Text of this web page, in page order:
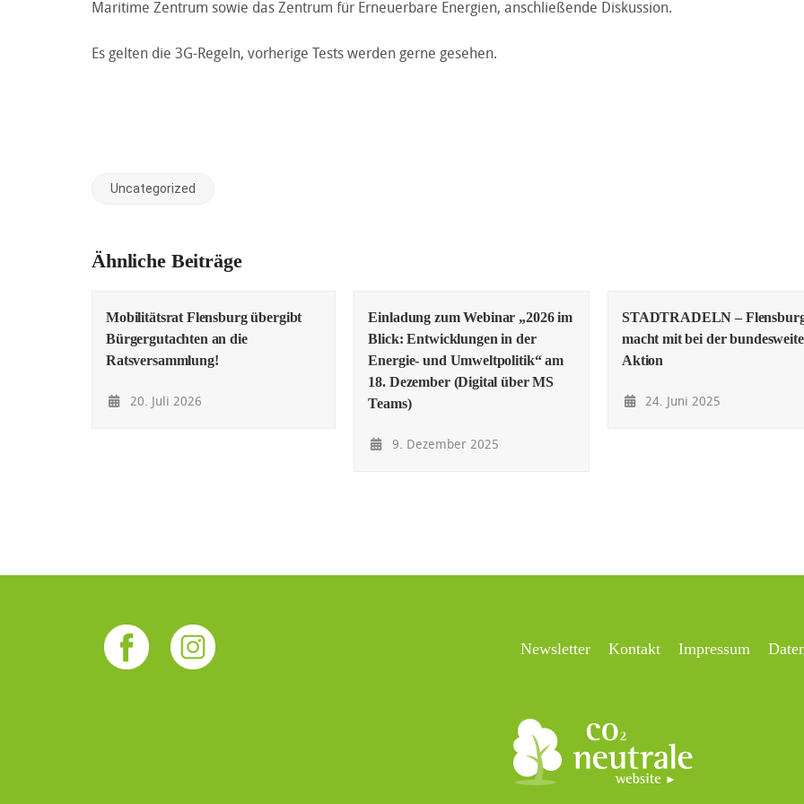
Maritime Zentrum sowie das Zentrum für Erneuerbare Energien, anschließende Diskussion.
Es gelten die 3G-Regeln, vorherige Tests werden gerne gesehen.
Uncategorized
Ähnliche Beiträge
Mobilitätsrat Flensburg übergibt
Bürgergutachten an die
Ratsversammlung!
20. Juli 2026
Einladung zum Webinar „2026 im
Blick: Entwicklungen in der
Energie- und Umweltpolitik“ am
18. Dezember (Digital über MS
Teams)
9. Dezember 2025
STADTRADELN –
macht mit bei der
Aktion
24. Juni 2025
Newsletter Kontakt Impressum